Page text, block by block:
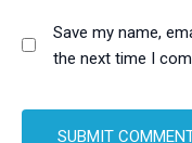
Save my name,
the next time I